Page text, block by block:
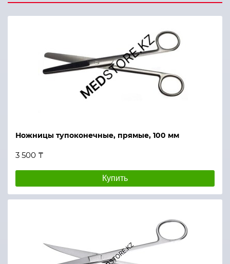
Ножницы тупоконечные, прямые, 100 мм
3 500 ₸
Купить